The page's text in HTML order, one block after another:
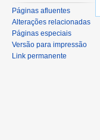
Páginas afluentes
Alterações relacionadas
Páginas especiais
Versão para impressão
Link permanente